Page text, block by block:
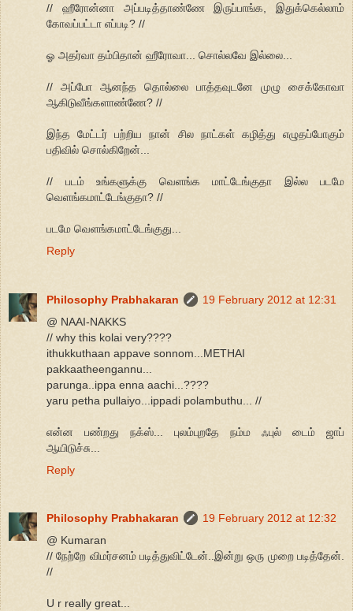
// ஹீரோன்னா அப்படித்தாண்ணே இருப்பாங்க, இதுக்கெல்லாம்
கோவப்பட்டா எப்படி? //
ஓ அதர்வா தம்பிதான் ஹீரோவா... சொல்லவே இல்லை...
// அப்போ ஆனந்த தொல்லை பாத்தவுடனே முழு சைக்கோவா
ஆகிடுவீங்களாண்ணே? //
இந்த மேட்டர் பற்றிய நான் சில நாட்கள் கழித்து எழுதப்போகும்
பதிவில் சொல்கிறேன்...
// படம் உங்களுக்கு வெளங்க மாட்டேங்குதா இல்ல படமே
வெளங்கமாட்டேங்குதா? //
படமே வெளங்கமாட்டேங்குது...
Reply
Philosophy Prabhakaran
19 February 2012 at 12:31
@ NAAI-NAKKS
// why this kolai very????
ithukkuthaan appave sonnom...METHAI
pakkaatheengannu...
parunga..ippa enna aachi...????
yaru petha pullaiyo...ippadi polambuthu... //
என்ன பண்றது நக்ஸ்... புலம்புறதே நம்ம ஃபுல் டைம் ஜாப்
ஆயிடுச்சு...
Reply
Philosophy Prabhakaran
19 February 2012 at 12:32
@ Kumaran
// நேற்றே விமர்சனம் படித்துவிட்டேன்..இன்று ஒரு முறை படித்தேன்.
//
U r really great...